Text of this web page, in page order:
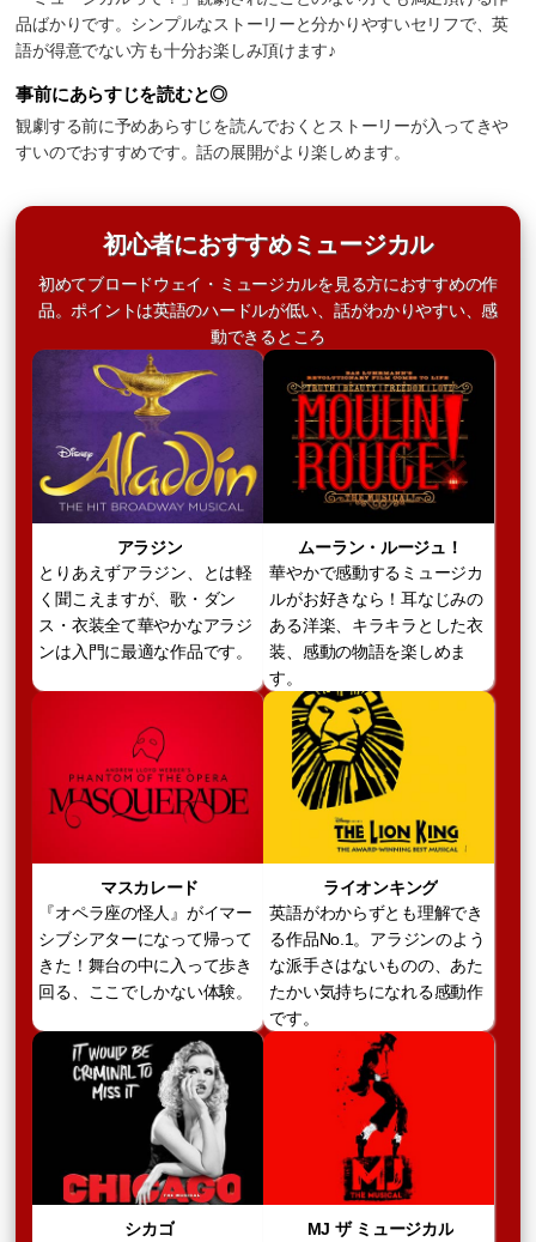
品ばかりです。シンプルなストーリーと分かりやすいセリフで、英
語が得意でない方も十分お楽しみ頂けます♪
事前にあらすじを読むと◎
観劇する前に予めあらすじを読んでおくとストーリーが入ってきや
すいのでおすすめです。話の展開がより楽しめます。
初心者におすすめミュージカル
初めてブロードウェイ・ミュージカルを見る方におすすめの作
品。ポイントは英語のハードルが低い、話がわかりやすい、感
動できるところ
アラジン
とりあえずアラジン、とは軽
く聞こえますが、歌・ダン
ス・衣装全て華やかなアラジ
ンは入門に最適な作品です。
ムーラン・ルージュ！
華やかで感動するミュージカ
ルがお好きなら！耳なじみの
ある洋楽、キラキラとした衣
装、感動の物語を楽しめま
す。
マスカレード
『オペラ座の怪人』がイマー
シブシアターになって帰って
きた！舞台の中に入って歩き
回る、ここでしかない体験。
ライオンキング
英語がわからずとも理解でき
る作品No.1。アラジンのよう
な派手さはないものの、あた
たかい気持ちになれる感動作
です。
シカゴ MJ ザ ミュージカル